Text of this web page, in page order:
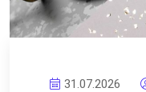
31.07.2026